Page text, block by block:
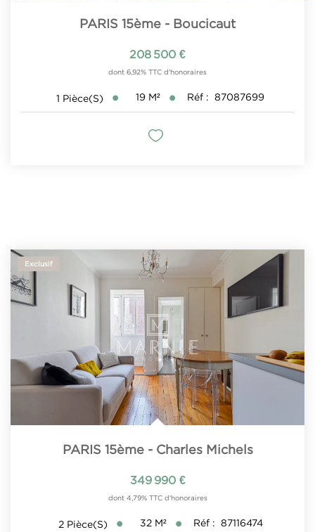
PARIS 15ème - Boucicaut
208 500 €
dont 6,92% TTC d'honoraires
1 Pièce(s) 19 M² Réf : 87087699
Exclusif
PARIS 15ème - Charles Michels
349 990 €
dont 4,79% TTC d'honoraires
2 Pièce(s) 32 M² Réf : 87116474